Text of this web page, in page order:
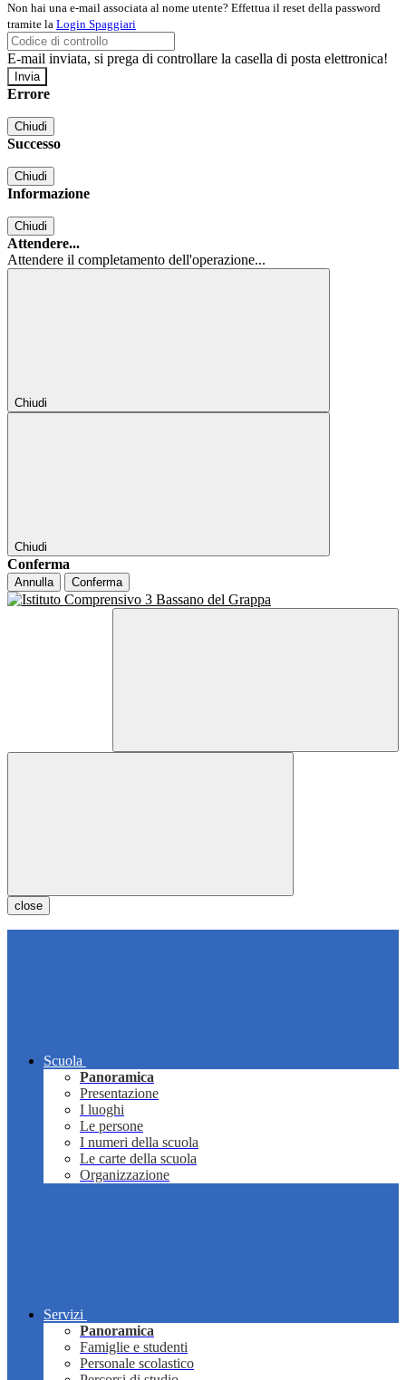
Non hai una e-mail associata al nome utente? Effettua il reset della password
tramite la Login Spaggiari
E-mail inviata, si prega di controllare la casella di posta elettronica!
Errore
Chiudi
Successo
Chiudi
Informazione
Chiudi
Attendere...
Attendere il completamento dell'operazione...
Chiudi
Chiudi
Conferma
Annulla Conferma
close
Scuola
Panoramica
Presentazione
I luoghi
Le persone
I numeri della scuola
Le carte della scuola
Organizzazione
Servizi
Panoramica
Famiglie e studenti
Personale scolastico